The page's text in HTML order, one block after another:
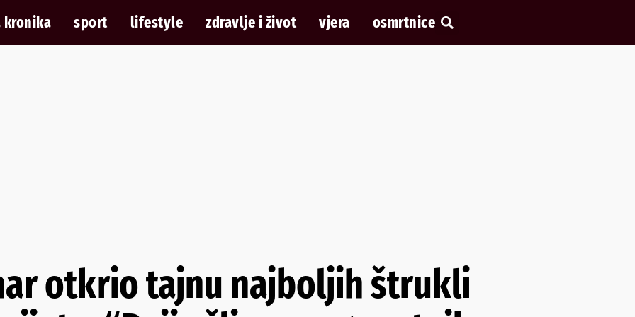
kronika sport lifestyle zdravlje i život vjera osmrtnice
otkrio tajnu najboljih štrukli